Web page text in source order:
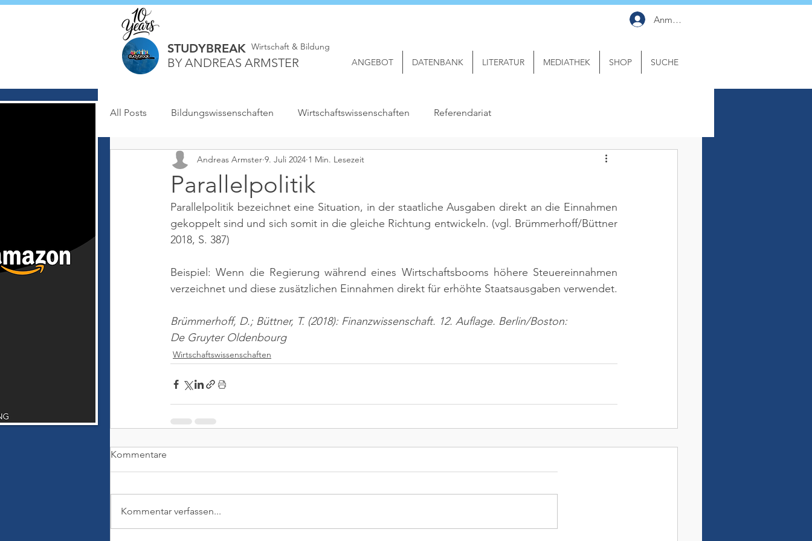
STUDYBREAK
BY ANDREAS ARMSTER
Wirtschaft & Bildung
Anmelden
ANGEBOT DATENBANK LITERATUR MEDIATHEK SHOP SUCHE
All Posts Bildungswissenschaften Wirtschaftswissenschaften Referendariat
Parallelpolitik
Andreas Armster 9. Juli 2024 1 Min. Lesezeit
Parallelpolitik bezeichnet eine Situation, in der staatliche Ausgaben direkt an die Einnahmen
gekoppelt sind und sich somit in die gleiche Richtung entwickeln. (vgl. Brümmerhoff/Büttner
2018, S. 387)
Beispiel: Wenn die Regierung während eines Wirtschaftsbooms höhere Steuereinnahmen
verzeichnet und diese zusätzlichen Einnahmen direkt für erhöhte Staatsausgaben verwendet.
Brümmerhoff, D.; Büttner, T. (2018): Finanzwissenschaft. 12. Auflage. Berlin/Boston:
De Gruyter Oldenbourg
Wirtschaftswissenschaften
Kommentare
Kommentar verfassen...